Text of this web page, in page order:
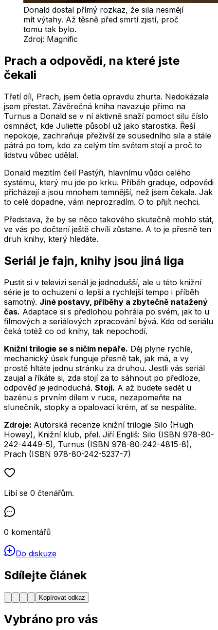
Donald dostal přímý rozkaz, že sila nesmějí
mít výtahy. Až těsně před smrtí zjistí, proč
tomu tak bylo.
Zdroj: Magnific
Prach a odpovědi, na které jste
čekali
Třetí díl, Prach, jsem četla opravdu zhurta. Nedokázala
jsem přestat. Závěrečná kniha navazuje přímo na
Turnus a Donald se v ní aktivně snaží pomoct silu číslo
osmnáct, kde Juliette působí už jako starostka. Řeší
nepokoje, zachraňuje přeživší ze sousedního sila a stále
pátrá po tom, kdo za celým tím světem stojí a proč to
lidstvu vůbec udělal.
Donald mezitím čelí Pastýři, hlavnímu vůdci celého
systému, který mu jde po krku. Příběh graduje, odpovědi
přicházejí a jsou mnohem temnější, než jsem čekala. Jak
to celé dopadne, vám neprozradím. O to přijít nechci.
Představa, že by se něco takového skutečně mohlo stát,
ve vás po dočtení ještě chvíli zůstane. A to je přesně ten
druh knihy, který hledáte.
Seriál je fajn, knihy jsou jiná liga
Pustit si v televizi seriál je jednodušší, ale u této knižní
série je to ochuzení o lepší a rychlejší tempo i příběh
samotný. Jiné postavy, příběhy a zbytečně natažený
čas. Adaptace si s předlohou pohrála po svém, jak to u
filmových a seriálových zpracování bývá. Kdo od seriálu
čeká totéž co od knihy, tak nepochodí.
Knižní trilogie se s ničím nepáře. Děj plyne rychle,
mechanický úsek funguje přesně tak, jak má, a vy
prostě hltáte jednu stránku za druhou. Jestli vás seriál
zaujal a říkáte si, zda stojí za to sáhnout po předloze,
odpověď je jednoduchá. Stojí. A až budete sedět u
bazénu s prvním dílem v ruce, nezapomeňte na
slunečník, stopky a opalovací krém, ať se nespálíte.
Zdroje: Autorská recenze knižní trilogie Silo (Hugh
Howey), Knižní klub, přel. Jiří Engliš: Silo (ISBN 978-80-
242-4449-5), Turnus (ISBN 978-80-242-4815-8),
Prach (ISBN 978-80-242-5237-7)
Líbí se 0 čtenářům.
0 komentářů
Do diskuze
Sdílejte článek
Kopírovat odkaz
Vybráno pro vás